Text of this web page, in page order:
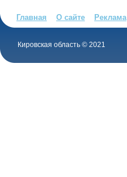
Главная О сайте Реклама
Кировская область © 2021